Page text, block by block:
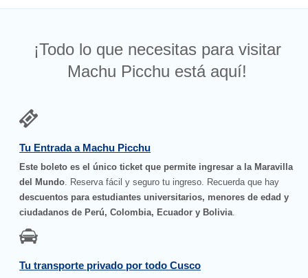
¡Todo lo que necesitas para visitar
Machu Picchu está aquí!
Tu Entrada a Machu Picchu
Este boleto es el único ticket que permite ingresar a la Maravilla
del Mundo. Reserva fácil y seguro tu ingreso. Recuerda que hay
descuentos para estudiantes universitarios, menores de edad y
ciudadanos de Perú, Colombia, Ecuador y Bolivia.
Tu transporte privado por todo Cusco